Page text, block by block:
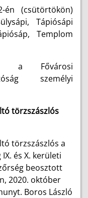
én (csütörtökön)
Tápiósápi
Templom
a Fővárosi
személyi
törzszászlós
törzszászlós a
és X. kerületi
beosztott
2020. október
Boros László